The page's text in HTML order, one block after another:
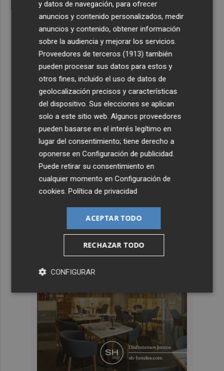
y datos de navegación, para ofrecer
anuncios y contenido personalizados, medir
anuncios y contenido, obtener información
sobre la audiencia y mejorar los servicios.
Proveedores de terceros (1913) también
pueden procesar sus datos para estos y
otros fines, incluido el uso de datos de
geolocalización precisos y características
del dispositivo. Sus elecciones se aplican
solo a este sitio web. Algunos proveedores
pueden basarse en el interés legítimo en
lugar del consentimiento; tiene derecho a
oponerse enConfiguración de publicidad
Puede retirar su consentimiento en
cualquier momento enConfiguración de
cookies .Política de privacidad
ACEPTAR TODO
RECHAZAR TODO
CONFIGURAR